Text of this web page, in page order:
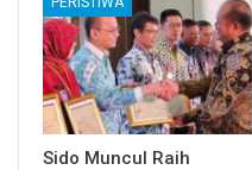
Sido Muncul Raih